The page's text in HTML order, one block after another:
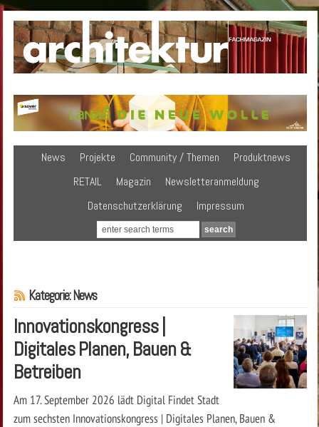
News Projekte Community / Themen
Produktnews
RETAIL
Magazin
Newsletteranmeldung
Datenschutzerklärung
Impressum
Kategorie: News
Innovationskongress |
Digitales Planen, Bauen &
Betreiben
Am 17. September 2026 lädt Digital Findet Stadt
zum sechsten Innovationskongress | Digitales Planen, Bauen &